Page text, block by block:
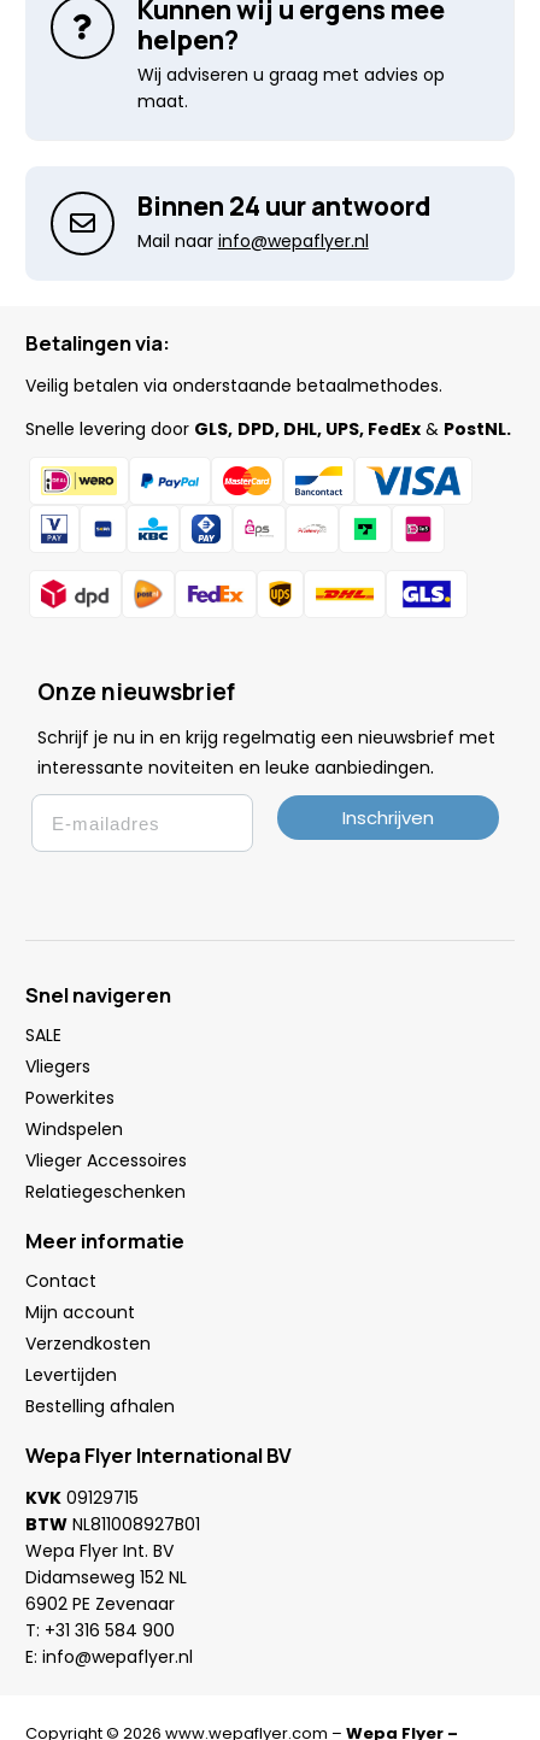
Kunnen wij u ergens mee
helpen?
Wij adviseren u graag met advies op
maat.
Binnen 24 uur antwoord
Mail naar info@wepaflyer.nl
Betalingen via:
Veilig betalen via onderstaande betaalmethodes.
Snelle levering door GLS, DPD, DHL, UPS, FedEx & PostNL.
Onze nieuwsbrief
Schrijf je nu in en krijg regelmatig een nieuwsbrief met
interessante noviteiten en leuke aanbiedingen.
Email
Inschrijven
Snel navigeren
SALE
Vliegers
Powerkites
Windspelen
Vlieger Accessoires
Relatiegeschenken
Meer informatie
Contact
Mijn account
Verzendkosten
Levertijden
Bestelling afhalen
Wepa Flyer International BV
KVK 09129715
BTW NL811008927B01
Wepa Flyer Int. BV
Didamseweg 152 NL
6902 PE Zevenaar
T: +31 316 584 900
E: info@wepaflyer.nl
Copyright © 2026 www.wepaflyer.com – Wepa Flyer –